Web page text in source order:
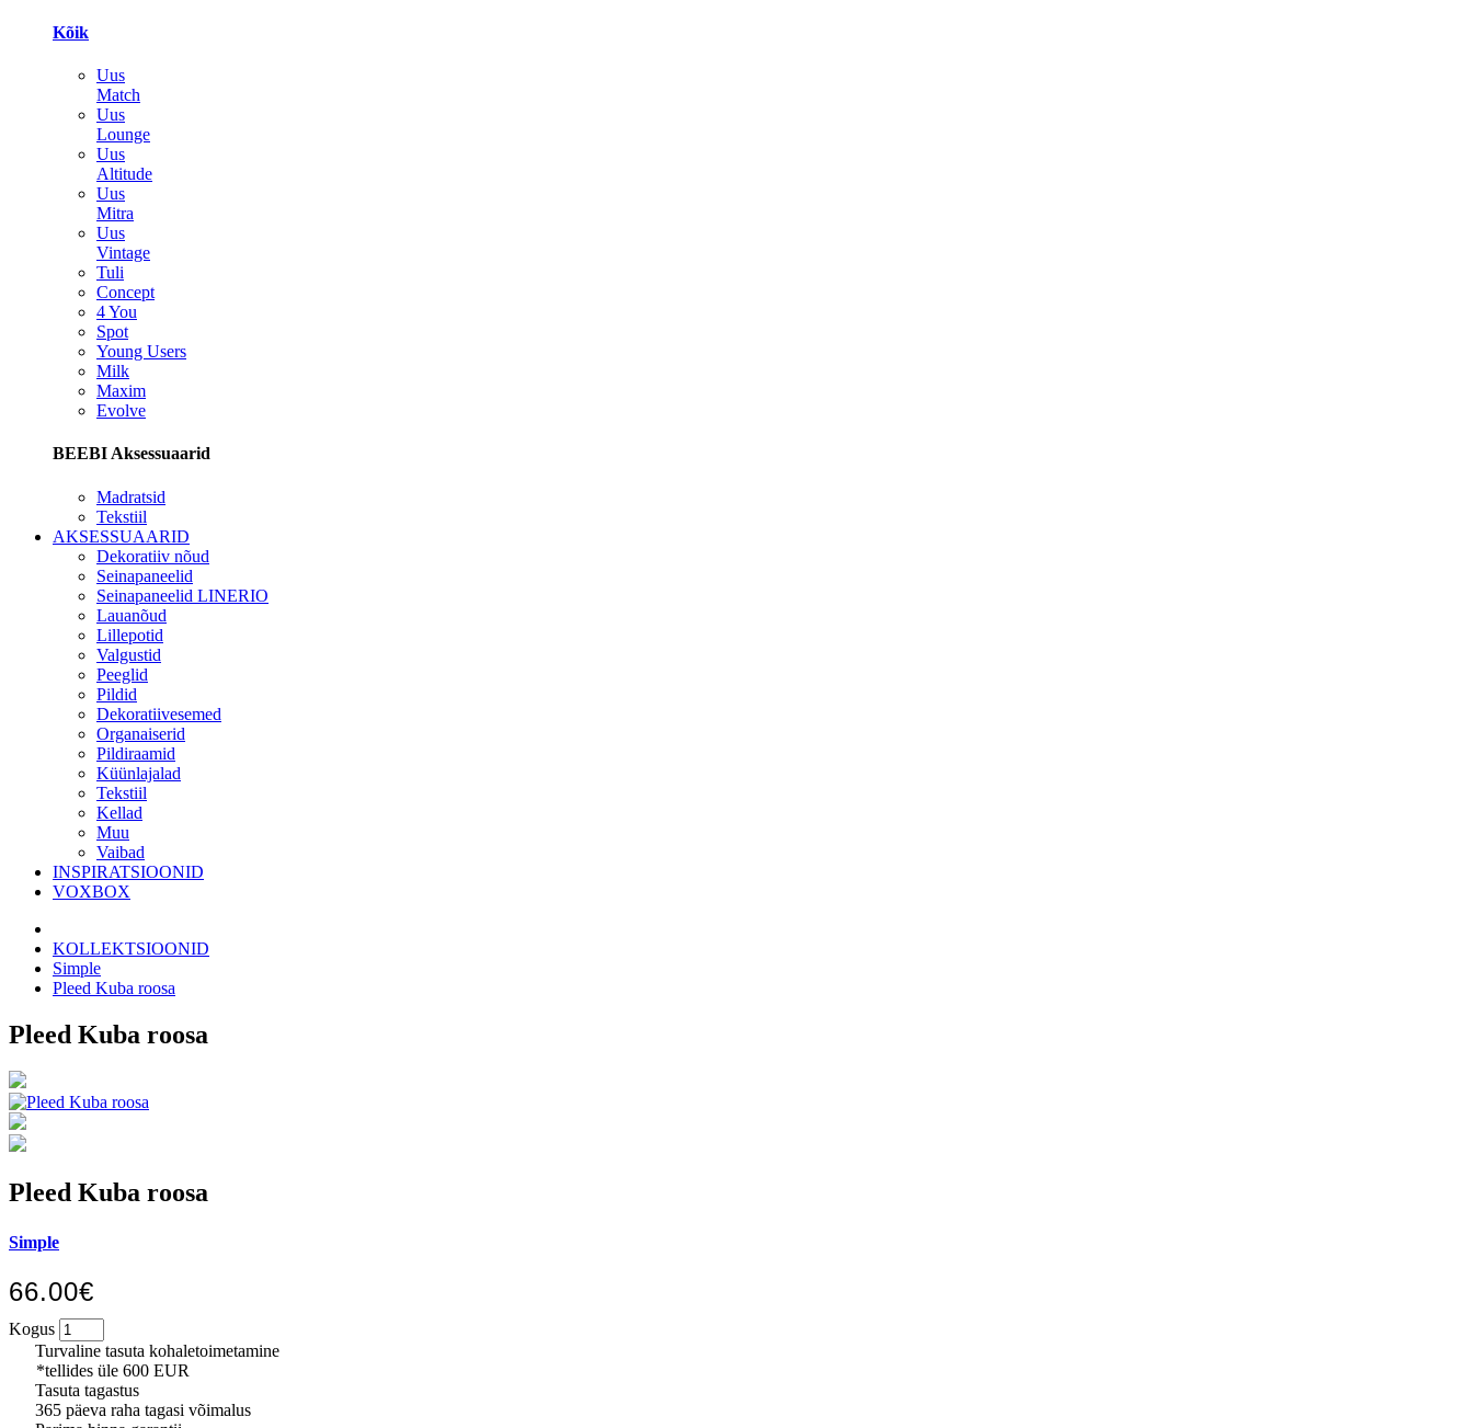
Kõik
Uus
Match
Uus
Lounge
Uus
Altitude
Uus
Mitra
Uus
Vintage
Tuli
Concept
4 You
Spot
Young Users
Milk
Maxim
Evolve
BEEBI Aksessuaarid
Madratsid
Tekstiil
AKSESSUAARID
Dekoratiiv nõud
Seinapaneelid
Seinapaneelid LINERIO
Lauanõud
Lillepotid
Valgustid
Peeglid
Pildid
Dekoratiivesemed
Organaiserid
Pildiraamid
Küünlajalad
Tekstiil
Kellad
Muu
Vaibad
INSPIRATSIOONID
VOXBOX
KOLLEKTSIOONID
Simple
Pleed Kuba roosa
Pleed Kuba roosa
Pleed Kuba roosa
Simple
66.00€
Kogus
Turvaline tasuta kohaletoimetamine
*tellides üle 600 EUR
Tasuta tagastus
365 päeva raha tagasi võimalus